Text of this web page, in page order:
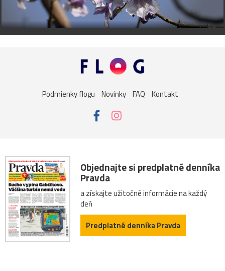
Podmienky flogu Novinky FAQ Kontakt
Objednajte si predplatné denníka
Pravda
a získajte užitočné informácie na každý
deň
Predplatné denníka Pravda